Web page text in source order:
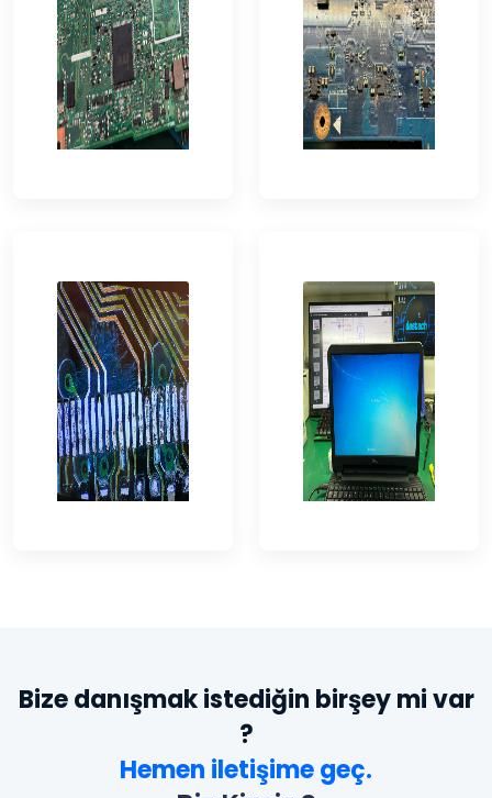
Bize danışmak istediğin birşey mi var
?
Hemen iletişime geç.